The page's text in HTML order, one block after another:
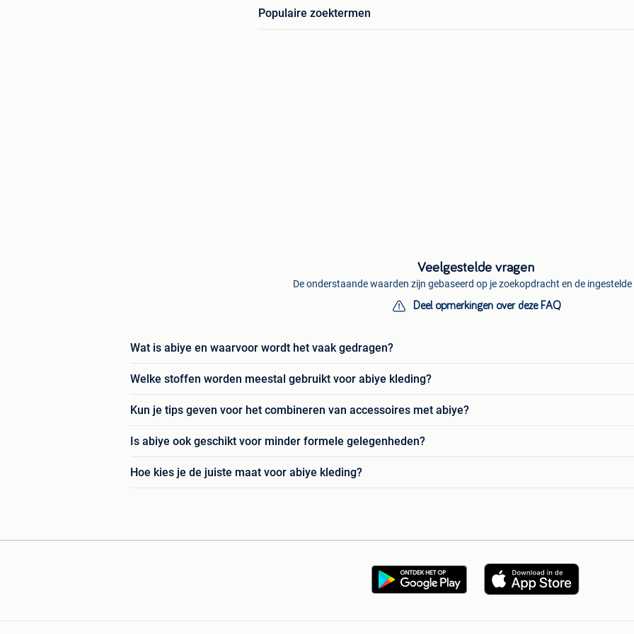
Populaire zoektermen
Veelgestelde vragen
De onderstaande waarden zijn gebaseerd op je zoekopdracht en de
Deel opmerkingen over deze FAQ
Wat is abiye en waarvoor wordt het vaak gedragen?
Welke stoffen worden meestal gebruikt voor abiye kleding?
Kun je tips geven voor het combineren van accessoires met abiye?
Is abiye ook geschikt voor minder formele gelegenheden?
Hoe kies je de juiste maat voor abiye kleding?